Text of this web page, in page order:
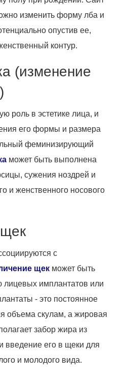
изменить форму лба и
опустив ее,
контур.
(изменение
роль в эстетике лица, и
его формы и размера
феминизирующий
может быть выполнена
сужения ноздрей и
и женственного носового
с
щек может быть
лицевых имплантатов или
- это постоянное
объема скулам, а жировая
забор жира из
введение его в щеки для
и молодого вида.